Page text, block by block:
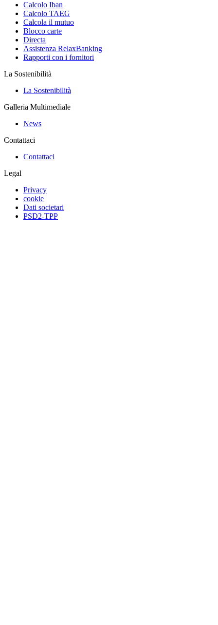
Calcolo Iban
Calcolo TAEG
Calcola il mutuo
Blocco carte
Directa
Assistenza RelaxBanking
Rapporti con i fornitori
La Sostenibilità
La Sostenibilità
Galleria Multimediale
News
Contattaci
Contattaci
Legal
Privacy
cookie
Dati societari
PSD2-TPP